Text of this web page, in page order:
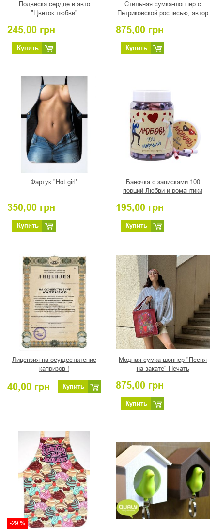
Подвеска сердце в авто
"Цветок любви"
245,00 грн
Купить
Стильная сумка-шоппер с
Петриковской росписью, автор
875,00 грн
Купить
Фартук "Hot girl"
350,00 грн
Купить
Баночка с записками 100
порций Любви и романтики
195,00 грн
Купить
Лицензия на осуществление
капризов !
40,00 грн Купить
Модная сумка-шоппер "Песня
на закате" Печать
Романова Т.
875,00 грн
Купить
-29 %